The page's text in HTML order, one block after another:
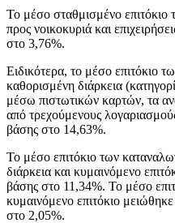
Το μέσο σταθμισμένο
προς νοικοκυριά και
στο 3,76%.
Ειδικότερα, το μέσο επιτόκιο
καθορισμένη διάρκεια
μέσω πιστωτικών καρτών, τα
από τρεχούμενους
βάσης στο 14,63%.
Το μέσο επιτόκιο των
διάρκεια και κυμαινόμενο
βάσης στο 11,34%. Το μέσο
κυμαινόμενο επιτόκιο
στο 2,05%.